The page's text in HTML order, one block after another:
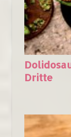
Dritte